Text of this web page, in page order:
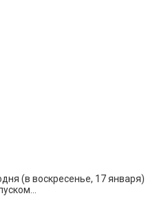
(в воскресенье, 17 января)